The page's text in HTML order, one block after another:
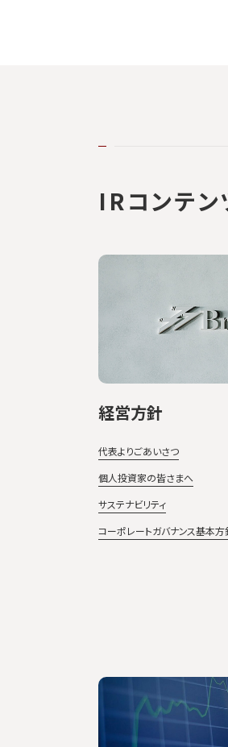
IRコンテン
経営方針
代表よりごあいさつ
個人投資家の皆さまへ
サステナビリティ
コーポレートガバナンス基本方